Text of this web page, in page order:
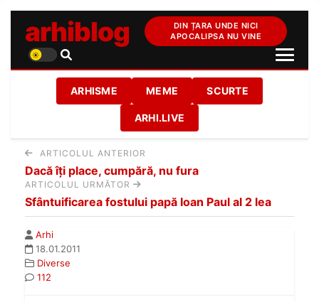
arhiblog
DIN ȚARA UNDE NICI
APOCALIPSA NU VINE
ARHISME MEME SCURTE
ARHI.LIVE
ARTICOLUL ANTERIOR
Dacă îţi place, cumpără, nu fura
ARTICOLUL URMĂTOR
Sfântuificarea fostului papă Ioan Paul al 2 lea
Arhi
18.01.2011
Diverse
112